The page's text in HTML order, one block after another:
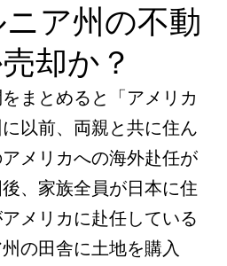
ア州の不動
却か？
まとめると「アメリカ
以前、両親と共に住ん
メリカへの海外赴任が
、家族全員が日本に住
メリカに赴任している
の田舎に土地を購入